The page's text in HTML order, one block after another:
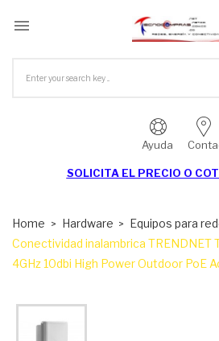

Ayuda
SOLICITA EL PRECIO O
Home Hardware
Equipos para
Conectividad inalambrica TRENDNET
4GHz 10dbi High Power Outdoor PoE